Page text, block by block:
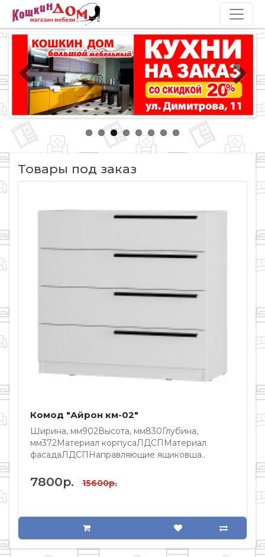
Товары под заказ
Комод "Айрон км-02"
Ширина, мм902Высота, мм830Глубина,
мм372Материал корпусаЛДСПМатериал
фасадаЛДСПНаправляющие ящиковша..
7800р. 15600р.